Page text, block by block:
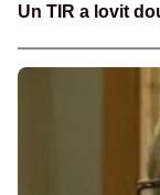
Un TIR a lovit